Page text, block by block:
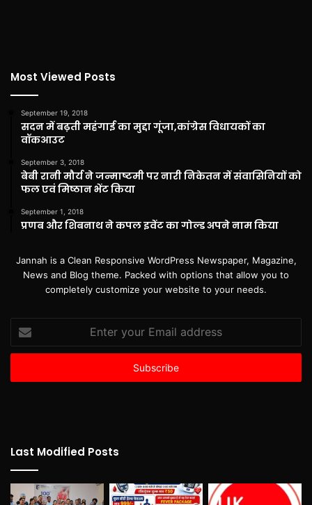
Most Viewed Posts
September 19, 2018
सदन में बढ़ती महंगाई का मुद्दा गूंजा,कांग्रेस विधायकों का
वॉकआउट
September 3, 2018
बेबी रानी मौर्य ने जन्माष्टमी पर नारी निकेतन में संवासिनियों को
फल एवं मिष्ठान भेंट किया
September 1, 2018
प्रणब और शिबनाथ ने कपल इवेंट का गोल्ड अपने नाम किया
Jannah is a Clean Responsive WordPress Newspaper, Magazine,
News and Blog theme. Packed with options that allow you to
completely customize your website to your needs.
Enter
your
Email
Last Modified Posts